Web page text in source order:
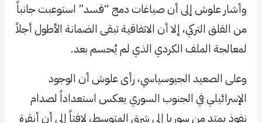
وأشار علوش إلى أن صياغات دمج “قسد” استوعبت جانباً
من القلق التركي، إلا أن الاتفاقية تبقى الضمانة الأطول أجلاً
لمعالجة الملف الكردي الذي لم يُحسم بعد.
وعلى الصعيد الجيوسياسي، رأى علوش أن الوجود
الإسرائيلي في الجنوب السوري يعكس استعداداً لصدام
نفوذ يمتد من سوريا إلى شرق المتوسط، لافتاً إلى أن أنقرة